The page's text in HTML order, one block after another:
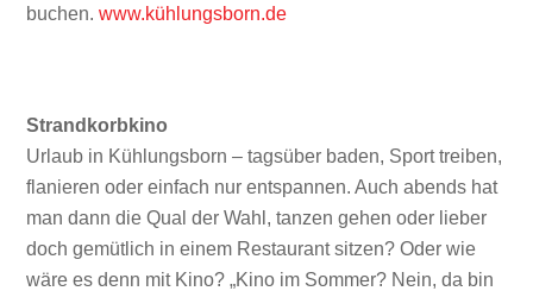
buchen.www.kühlungsborn.de
Strandkorbkino
Urlaub in Kühlungsborn – tagsüber baden, Sport treiben,
flanieren oder einfach nur entspannen. Auch abends hat
man dann die Qual der Wahl, tanzen gehen oder lieber
doch gemütlich in einem Restaurant sitzen? Oder wie
wäre es denn mit Kino? „Kino im Sommer? Nein, da bin